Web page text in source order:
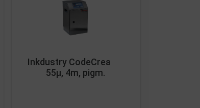
Inkdustry CodeCreator
55µ, 4m, pigm.